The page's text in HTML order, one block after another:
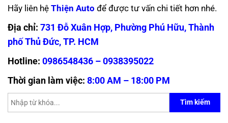
Hãy liên hệ Thiện Auto để được tư vấn chi tiết hơn nhé.
Địa chỉ: 731 Đỗ Xuân Hợp, Phường Phú Hữu, Thành
phố Thủ Đức, TP. HCM
Hotline: 0986548436 – 0938395022
Thời gian làm việc: 8:00 AM – 18:00 PM
Tìm kiếm